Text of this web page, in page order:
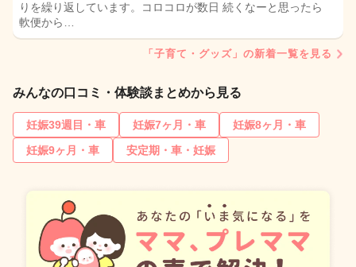
りを繰り返しています。コロコロが数日 続くなーと思ったら
軟便から…
「子育て・グッズ」の新着一覧を見る
みんなの口コミ・体験談まとめから見る
妊娠39週目・車 妊娠7ヶ月・車
妊娠8ヶ月・車
妊娠9ヶ月・車
安定期・車・妊娠